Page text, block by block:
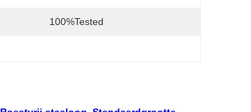
100%tested